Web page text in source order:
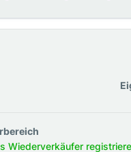
Wiederverkäufer